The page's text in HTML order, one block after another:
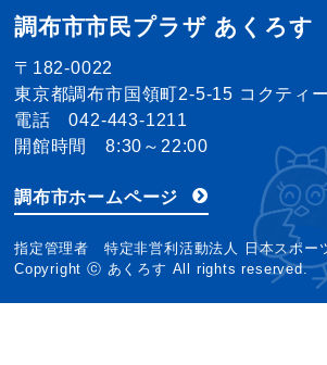
調布市市民プラザ あくろす
〒182-0022
東京都調布市国領町2-5-15 コクティ
電話 042-443-1211
開館時間 8:30～22:00
調布市ホームページ
指定管理者 特定非営利活動法人 日本スポー
Copyright ⓒ あくろす All rights reserved.